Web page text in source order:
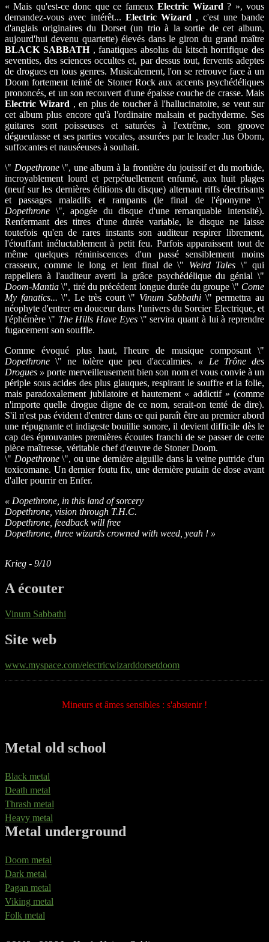
« Mais qu'est-ce donc que ce fameuxElectric Wizard ? », vous
demandez-vous avec intérêt... Electric Wizard , c'est une bande
d'anglais originaires du Dorset (un trio à la sortie de cet album,
aujourd'hui devenu quartette) élevés dans le giron du grand maître
BLACK SABBATH, fanatiques absolus du kitsch horrifique des
seventies, des sciences occultes et, par dessus tout, fervents adeptes
de drogues en tous genres. Musicalement, l'on se retrouve face à un
Doom fortement teinté de Stoner Rock aux accents psychédéliques
prononcés, et un son recouvert d'une épaisse couche de crasse. Mais
Electric Wizard , en plus de toucher à l'hallucinatoire, se veut sur
cet album plus encore qu'à l'ordinaire malsain et pachyderme. Ses
guitares sont poisseuses et saturées à l'extrême, son groove
dégueulasse et ses parties vocales, assurées par le leader Jus Oborn,
suffocantes et nauséeuses à souhait.
\" Dopethrone\", une album à la frontière du jouissif et du morbide,
incroyablement lourd et perpétuellement enfumé, aux huit plages
(neuf sur les dernières éditions du disque) alternant riffs électrisants
et passages maladifs et rampants (le final de l'éponyme \"
Dopethrone \", apogée du disque d'une remarquable intensité).
Renfermant des titres d'une durée variable, le disque ne laisse
toutefois qu'en de rares instants son auditeur respirer librement,
l'étouffant inéluctablement à petit feu. Parfois apparaissent tout de
même quelques réminiscences d'un passé sensiblement moins
crasseux, comme le long et lent final de \" Weird Tales \" qui
rappellera à l'auditeur averti la grâce psychédélique du génial \"
Doom-Mantia \", tiré du précédent longue durée du groupe \" Come
My fanatics... \". Le très court \" Vinum Sabbathi \" permettra au
néophyte d'entrer en douceur dans l'univers du Sorcier Electrique, et
l'éphémère \" The Hills Have Eyes\" servira quant à lui à reprendre
fugacement son souffle.
Comme évoqué plus haut, l'heure de musique composant \"
Dopethrone \" ne tolère que peu d'accalmies. « Le Trône des
Drogues » porte merveilleusement bien son nom et vous convie à un
périple sous acides des plus glauques, respirant le souffre et la folie,
mais paradoxalement jubilatoire et hautement « addictif » (comme
n'importe quelle drogue digne de ce nom, serait-on tenté de dire).
S'il n'est pas évident d'entrer dans ce qui paraît être au premier abord
une répugnante et indigeste bouillie sonore, il devient difficile dès le
cap des éprouvantes premières écoutes franchi de se passer de cette
pièce maîtresse, véritable chef d'œuvre de Stoner Doom.
\" Dopethrone\", ou une dernière aiguille dans la veine putride d'un
toxicomane. Un dernier foutu fix, une dernière putain de dose avant
d'aller pourrir en Enfer.
« Dopethrone, in this land of sorcery
Dopethrone, vision through T.H.C.
Dopethrone, feedback will free
Dopethrone, three wizards crowned with weed, yeah ! »
Krieg - 9/10
A écouter
Vinum Sabbathi
Site web
www.myspace.com/electricwizarddorsetdoom
Mineurs et âmes sensibles : s'abstenir !
Metal old school
Black metal
Death metal
Thrash metal
Heavy metal
Metal underground
Doom metal
Dark metal
Pagan metal
Viking metal
Folk metal